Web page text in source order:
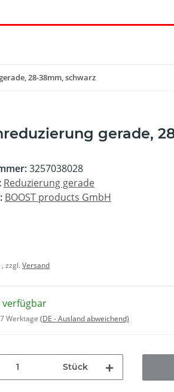
28-38mm, schwarz
gerade,
3257038028
Reduzierung gerade
BOOST products GmbH
, zzgl.Versand
Werktage (DE - Ausland abweichend)
Stück